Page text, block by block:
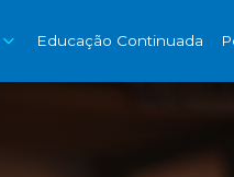
Educação Continuada